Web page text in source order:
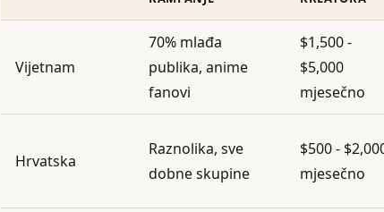
Vijetnam
70% mlađa
publika, anime
fanovi
$1,500 -
$5,000
mjesečno
Hrvatska
Raznolika, sve
dobne skupine
$500 -
mjesečno